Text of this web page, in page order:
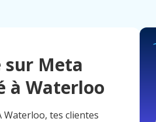
Meta
à Waterloo
tes clientes